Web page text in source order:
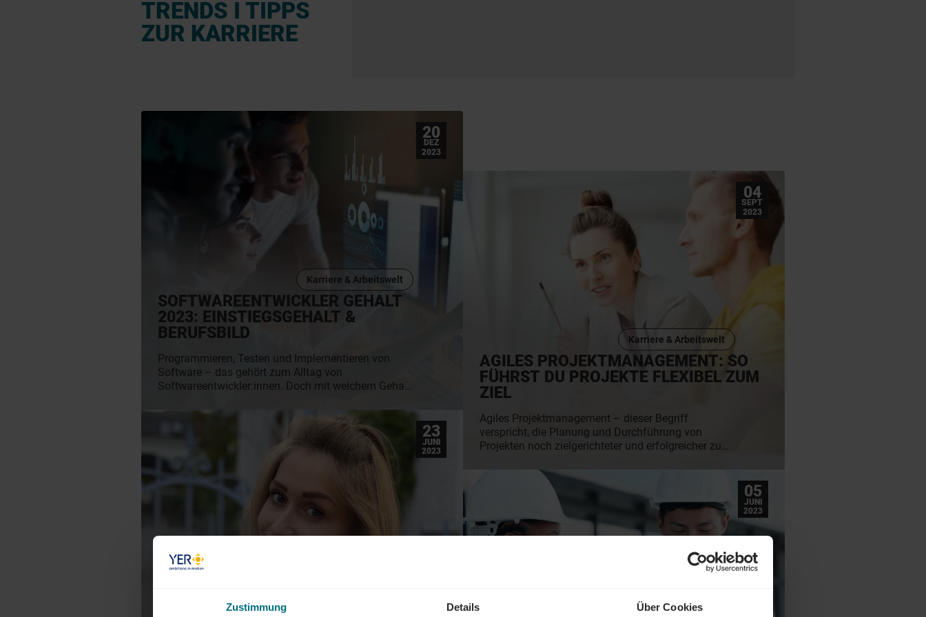
Zustimmung Details Über Cookies
TRENDS I TIPPS
ZUR KARRIERE
Karriere & Arbeitswelt
SOFTWAREENTWICKLER GEHALT
2023: EINSTIEGSGEHALT &
BERUFSBILD
Programmieren, Testen und Implementieren von
Software – das gehört zum Alltag von
Softwareentwickler:innen. Doch mit welchem Gehalt
welche Hard Skills und Soft Skills muss ich für den
Beruf mitbringen. Unser Softwareentwickler-
Gehaltscheck verrät Dir alles, was Du für Deine
Karriere in der IT wissen musst.
20
DEZ
2023
Karriere & Arbeitswelt
AGILES PROJEKTMANAGEMENT: SO
FÜHRST DU PROJEKTE FLEXIBEL ZUM
ZIEL
Agiles Projektmanagement – dieser Begriff
verspricht, die Planung und Durchführung von
Projekten noch zielgerichteter und erfolgreicher zu
überhaupt und wie funktioniert es? Neben einer
Definition findest Du hier wertvolle Tipps zur
Umsetzung im Unternehmen.
04
SEPT
2023
23
JUNI
2023
05
JUNI
2023